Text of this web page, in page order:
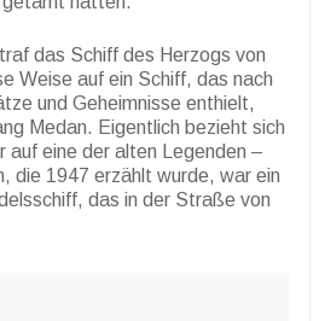
das Schiff des Herzogs von
Weise auf ein Schiff, das nach
und Geheimnisse enthielt,
Medan. Eigentlich bezieht sich
auf eine der alten Legenden –
die 1947 erzählt wurde, war ein
das in der Straße von